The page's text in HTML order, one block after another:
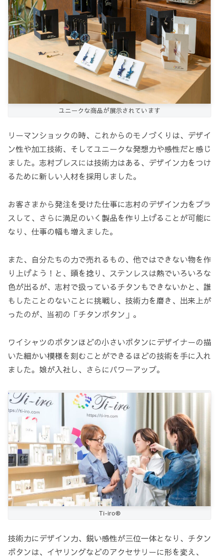
ユニークな商品が展示されています
リーマンショックの時、これからのモノづくりは、デザイ
ン性や加工技術、そしてユニークな発想力や感性だと感じ
ました。志村プレスには技術力はある、デザイン力をつけ
るために新しい人材を採用しました。
お客さまから発注を受けた仕事に志村のデザイン力をプラ
スして、さらに満足のいく製品を作り上げることが可能に
なり、仕事の幅も増えました。
また、自分たちの力で売れるもの、他ではできない物を作
り上げよう！と、頭を捻り、ステンレスは熱でいろいろな
色が出るが、志村で扱っているチタンもできないかと、誰
もしたことのないことに挑戦し、技術力を磨き、出来上が
ったのが、当初の「チタンボタン」。
ワイシャツのボタンほどの小さいボタンにデザイナーの描
いた細かい模様を刻むことができるほどの技術を手に入れ
ました。娘が入社し、さらにパワーアップ。
Ti-iro®
技術力にデザイン力、鋭い感性が三位一体となり、チタン
ボタンは、イヤリングなどのアクセサリーに形を変え、